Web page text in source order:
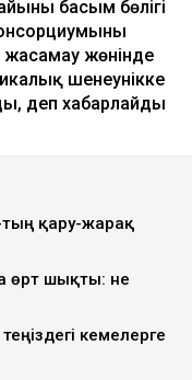
басым бөлігі
жөнінде
шенеунікке
деп хабарлайды
қару-жарақ
өрт шықты: не
кемелерге